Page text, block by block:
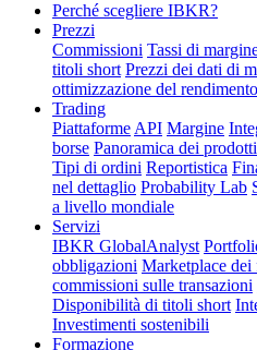
Perché scegliere IBKR?
Prezzi
Commissioni Tassi di
titoli short Prezzi dei dati di
ottimizzazione del rendimento
Trading
Piattaforme API Margine
borse Panoramica dei prodotti
Tipi di ordini Reportistica
nel dettaglio Probability Lab
a livello mondiale
Servizi
IBKR GlobalAnalyst
obbligazioni Marketplace
commissioni sulle transazioni
Disponibilità di titoli short
Investimenti sostenibili
Formazione